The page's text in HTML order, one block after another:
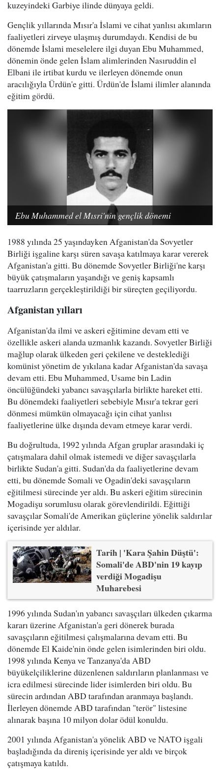
kuzeyindeki Garbiye ilinde dünyaya geldi.
Gençlik yıllarında Mısır'a İslami ve cihat yanlısı akımların
faaliyetleri zirveye ulaşmış durumdaydı. Kendisi de bu
dönemde İslami meselelere ilgi duyan Ebu Muhammed,
dönemin önde gelen İslam alimlerinden Nasıruddin el
Elbani ile irtibat kurdu ve ilerleyen dönemde onun
aracılığıyla Ürdün'e gitti. Ürdün'de İslami ilimler alanında
eğitim gördü.
Ebu Muhammed el Mısri'nin gençlik dönemi
1988 yılında 25 yaşındayken Afganistan'da Sovyetler
Birliği işgaline karşı süren savaşa katılmaya karar vererek
Afganistan'a gitti. Bu dönemde Sovyetler Birliği'ne karşı
büyük çatışmaların yaşandığı ve geniş kapsamlı
taarruzların gerçekleştirildiği bir süreçten geçiliyordu.
Afganistan yılları
Afganistan'da ilmi ve askeri eğitimine devam etti ve
özellikle askeri alanda uzmanlık kazandı. Sovyetler Birliği
mağlup olarak ülkeden geri çekilene ve desteklediği
komünist yönetim de yıkılana kadar Afganistan'da savaşa
devam etti. Ebu Muhammed, Usame bin Ladin
öncülüğündeki yabancı savaşçılarla birlikte hareket etti.
Bu dönemdeki faaliyetleri sebebiyle Mısır'a tekrar geri
dönmesi mümkün olmayacağı için cihat yanlısı
faaliyetlerine ülke dışında devam etmeye karar verdi.
Bu doğrultuda, 1992 yılında Afgan gruplar arasındaki iç
çatışmalara dahil olmak istemedi ve diğer savaşçılarla
birlikte Sudan'a gitti. Sudan'da da faaliyetlerine devam
etti, bu dönemde Somali ve Ogadin'deki savaşçıların
eğitilmesi sürecinde yer aldı. Bu askeri eğitim sürecinin
Mogadişu sorumlusu olarak görevlendirildi. Eğittiği
savaşçılar Somali'de Amerikan güçlerine yönelik saldırılar
içerisinde yer aldılar.
Tarih | 'Kara Şahin Düştü':
Somali'de ABD'nin 19 kayıp
verdiği Mogadişu
Muharebesi
1996 yılında Sudan'ın yabancı savaşçıları ülkeden çıkarma
kararı üzerine Afganistan'a geri dönerek burada
savaşçıların eğitilmesi çalışmalarına devam etti. Bu
dönemde El Kaide'nin önde gelen isimlerinden biri oldu.
1998 yılında Kenya ve Tanzanya'da ABD
büyükelçiliklerine düzenlenen saldırıların planlanması ve
icra edilmesi sürecinde lider isimlerden biri oldu. Bu
sürecin ardından ABD tarafından aranmaya başlandı.
İlerleyen dönemde ABD tarafından "terör" listesine
alınarak başına 10 milyon dolar ödül konuldu.
2001 yılında Afganistan'a yönelik ABD ve NATO işgali
başladığında da direniş içerisinde yer aldı ve birçok
çatışmaya katıldı.